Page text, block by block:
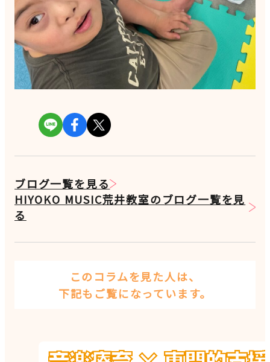
ブログ一覧を見る
HIYOKO MUSIC荒井教室のブログ一覧を見
る
このコラムを見た人は、
下記もご覧になっています。